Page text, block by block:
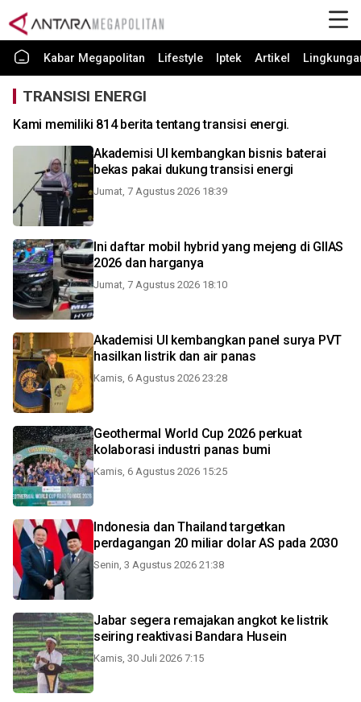
Kabar Megapolitan Lifestyle Iptek Artikel
TRANSISI ENERGI
Kami memiliki 814 berita tentang transisi energi.
Akademisi UI kembangkan bisnis baterai
bekas pakai dukung transisi energi
Jumat, 7 Agustus 2026 18:39
Ini daftar mobil hybrid yang mejeng di GIIAS
2026 dan harganya
Jumat, 7 Agustus 2026 18:10
Akademisi UI kembangkan panel surya PVT
hasilkan listrik dan air panas
Kamis, 6 Agustus 2026 23:28
Geothermal World Cup 2026 perkuat
kolaborasi industri panas bumi
Kamis, 6 Agustus 2026 15:25
Indonesia dan Thailand targetkan
perdagangan 20 miliar dolar AS pada 2030
Senin, 3 Agustus 2026 21:38
Jabar segera remajakan angkot ke listrik
seiring reaktivasi Bandara Husein
Kamis, 30 Juli 2026 7:15